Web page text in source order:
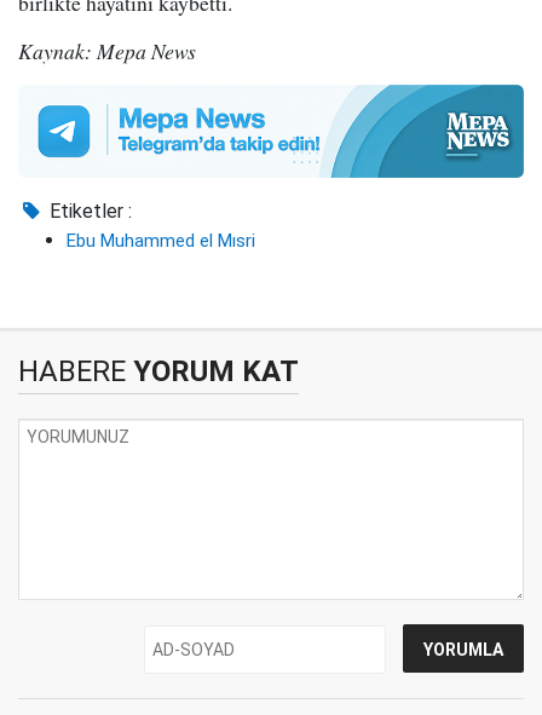
Kaynak: Mepa News
Etiketler :
Ebu Muhammed el Mısri
HABERE YORUM KAT